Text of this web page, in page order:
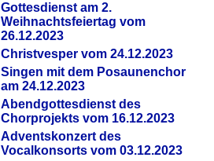
Gottesdienst am 2.
Weihnachtsfeiertag vom
26.12.2023
Christvesper vom 24.12.2023
Singen mit dem Posaunenchor
am 24.12.2023
Abendgottesdienst des
Chorprojekts vom 16.12.2023
Adventskonzert des
Vocalkonsorts vom 03.12.2023